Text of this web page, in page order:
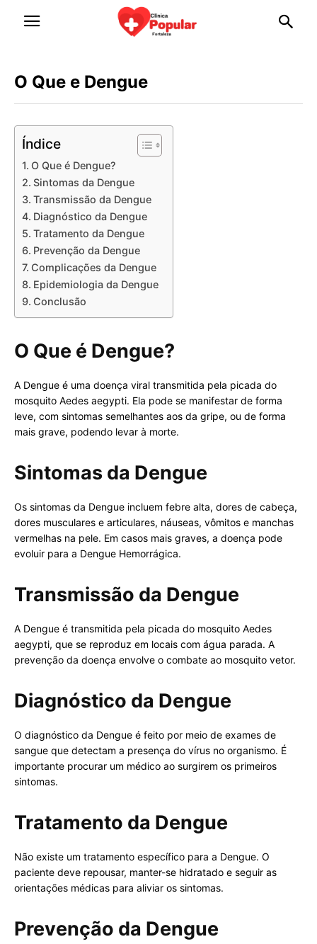
O Que e Dengue
Índice
O Que é Dengue?
Sintomas da Dengue
Transmissão da Dengue
Diagnóstico da Dengue
Tratamento da Dengue
Prevenção da Dengue
Complicações da Dengue
Epidemiologia da Dengue
Conclusão
O Que é Dengue?
A Dengue é uma doença viral transmitida pela picada do
mosquito Aedes aegypti. Ela pode se manifestar de forma
leve, com sintomas semelhantes aos da gripe, ou de forma
mais grave, podendo levar à morte.
Sintomas da Dengue
Os sintomas da Dengue incluem febre alta, dores de cabeça,
dores musculares e articulares, náuseas, vômitos e manchas
vermelhas na pele. Em casos mais graves, a doença pode
evoluir para a Dengue Hemorrágica.
Transmissão da Dengue
A Dengue é transmitida pela picada do mosquito Aedes
aegypti, que se reproduz em locais com água parada. A
prevenção da doença envolve o combate ao mosquito vetor.
Diagnóstico da Dengue
O diagnóstico da Dengue é feito por meio de exames de
sangue que detectam a presença do vírus no organismo. É
importante procurar um médico ao surgirem os primeiros
sintomas.
Tratamento da Dengue
Não existe um tratamento específico para a Dengue. O
paciente deve repousar, manter-se hidratado e seguir as
orientações médicas para aliviar os sintomas.
Prevenção da Dengue